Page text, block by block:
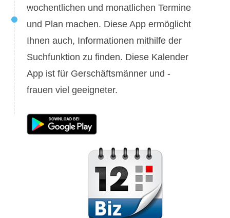
wochentlichen und monatlichen Termine
und Plan machen. Diese App ermöglicht
Ihnen auch, Informationen mithilfe der
Suchfunktion zu finden. Diese Kalender
App ist für Gerschäftsmänner und -
frauen viel geeigneter.